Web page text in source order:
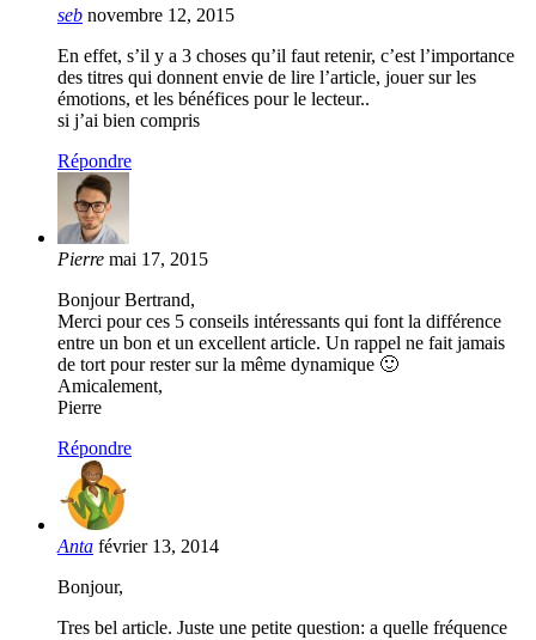
seb novembre 12, 2015
En effet, s’il y a 3 choses qu’il faut retenir, c’est l’importance
des titres qui donnent envie de lire l’article, jouer sur les
émotions, et les bénéfices pour le lecteur..
si j’ai bien compris
Répondre
Pierre mai 17, 2015
Bonjour Bertrand,
Merci pour ces 5 conseils intéressants qui font la différence
entre un bon et un excellent article. Un rappel ne fait jamais
de tort pour rester sur la même dynamique 🙂
Amicalement,
Pierre
Répondre
Anta février 13, 2014
Bonjour,
Tres bel article. Juste une petite question: a quelle fréquence